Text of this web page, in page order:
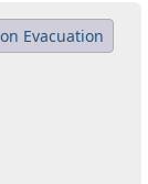
Evacuation